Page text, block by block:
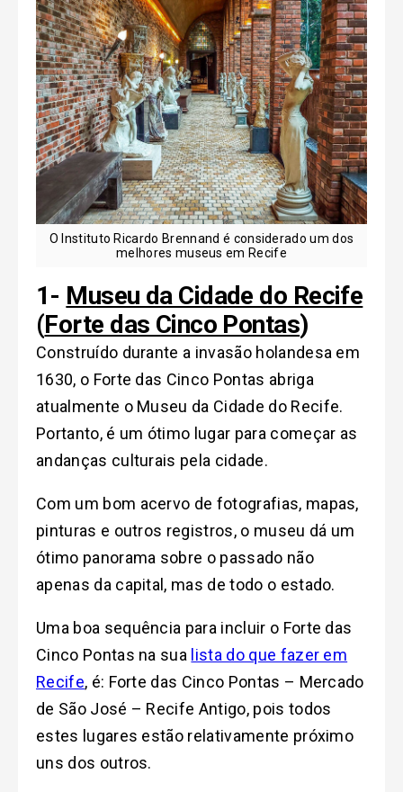
O Instituto Ricardo Brennand é considerado um dos
melhores museus em Recife
1- Museu da Cidade do Recife
(Forte das Cinco Pontas)
Construído durante a invasão holandesa em
1630, o Forte das Cinco Pontas abriga
atualmente o Museu da Cidade do Recife.
Portanto, é um ótimo lugar para começar as
andanças culturais pela cidade.
Com um bom acervo de fotografias, mapas,
pinturas e outros registros, o museu dá um
ótimo panorama sobre o passado não
apenas da capital, mas de todo o estado.
Uma boa sequência para incluir o Forte das
Cinco Pontas na sua lista do que fazer em
Recife, é: Forte das Cinco Pontas – Mercado
de São José – Recife Antigo, pois todos
estes lugares estão relativamente próximo
uns dos outros.